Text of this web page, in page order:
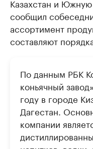
Казахстан и
сообщил
ассортимент
составляют
По данным РБК
коньячный
году в городе
Дагестан.
компании